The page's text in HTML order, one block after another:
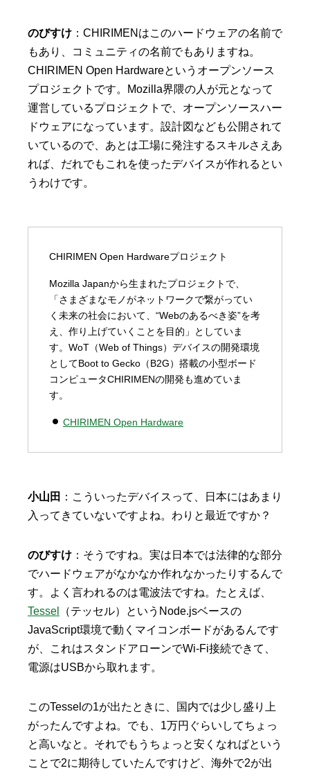
のびすけ ：CHIRIMENはこのハードウェアの名前で
もあり、コミュニティの名前でもありますね。
CHIRIMEN Open Hardwareというオープンソース
プロジェクトです。Mozilla界隈の人が元となって
運営しているプロジェクトで、オープンソースハー
ドウェアになっています。設計図なども公開されて
いているので、あとは工場に発注するスキルさえあ
れば、だれでもこれを使ったデバイスが作れるとい
うわけです。
CHIRIMEN Open Hardwareプロジェクト
Mozilla Japanから生まれたプロジェクトで、
「さまざまなモノがネットワークで繋がってい
く未来の社会において、“Webのあるべき姿”を考
え、作り上げていくことを目的」としていま
す。WoT（Web of Things）デバイスの開発環境
としてBoot to Gecko（B2G）搭載の小型ボード
コンピュータCHIRIMENの開発も進めていま
す。
CHIRIMEN Open Hardware
小山田 ：こういったデバイスって、日本にはあまり
入ってきていないですよね。わりと最近ですか？
のびすけ ：そうですね。実は日本では法律的な部分
でハードウェアがなかなか作れなかったりするんで
す。よく言われるのは電波法ですね。たとえば、
Tessel
（テッセル）というNode.jsベースの
JavaScript環境で動くマイコンボードがあるんです
が、これはスタンドアローンでWi-Fi接続できて、
電源はUSBから取れます。
このTesselの1が出たときに、国内では少し盛り上
がったんですよね。でも、1万円ぐらいしてちょっ
と高いなと。それでもうちょっと安くなればという
ことで2に期待していたんですけど、海外で2が出